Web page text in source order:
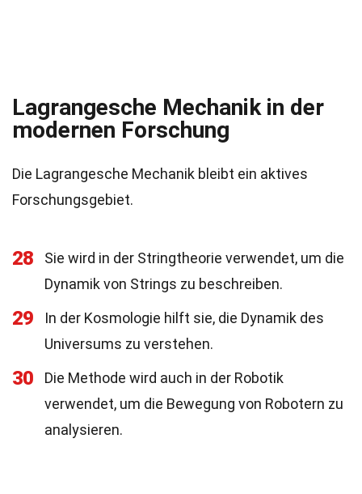
Lagrangesche Mechanik in der
modernen Forschung
Die Lagrangesche Mechanik bleibt ein aktives
Forschungsgebiet.
28
Sie wird in der Stringtheorie verwendet, um die
Dynamik von Strings zu beschreiben.
29
In der Kosmologie hilft sie, die Dynamik des
Universums zu verstehen.
30
Die Methode wird auch in der Robotik
verwendet, um die Bewegung von Robotern zu
analysieren.